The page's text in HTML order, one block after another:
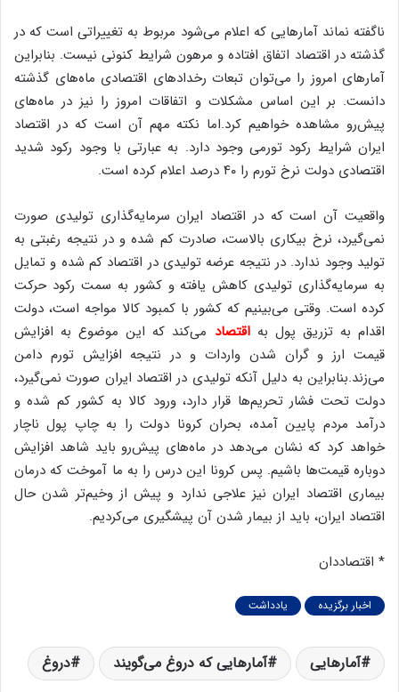
ناگفته نماند آمارهایی که اعلام می‌شود مربوط به تغییراتی است که در
گذشته در اقتصاد اتفاق افتاده و مرهون شرایط کنونی نیست. بنابراین
آمارهای امروز را می‌توان تبعات رخدادهای اقتصادی ماه‌های گذشته
دانست. بر این اساس مشکلات و اتفاقات امروز را نیز در ماه‌های
پیش‌رو مشاهده خواهیم کرد.اما نکته مهم آن است که در اقتصاد
ایران شرایط رکود تورمی وجود دارد. به عبارتی با وجود رکود شدید
اقتصادی دولت نرخ تورم را ۴۰ درصد اعلام کرده است.
واقعیت آن است که در اقتصاد ایران سرمایه‌گذاری تولیدی صورت
نمی‌گیرد، نرخ بیکاری بالاست، صادرت کم شده و در نتیجه رغبتی به
تولید وجود ندارد. در نتیجه عرضه تولیدی در اقتصاد کم شده و تمایل
به سرمایه‌گذاری تولیدی کاهش یافته و کشور به سمت رکود حرکت
کرده است. وقتی می‌بینیم که کشور با کمبود کالا مواجه است، دولت
اقدام به تزریق پول بهاقتصاد می‌کند که این موضوع به افزایش
قیمت ارز و گران شدن واردات و در نتیجه افزایش تورم دامن
می‌زند.بنابراین به دلیل آنکه تولیدی در اقتصاد ایران صورت نمی‌گیرد،
دولت تحت فشار تحریم‌ها قرار دارد، ورود کالا به کشور کم شده و
درآمد مردم پایین آمده، بحران کرونا دولت را به چاپ پول ناچار
خواهد کرد که نشان می‌دهد در ماه‌های پیش‌رو باید شاهد افزایش
دوباره قیمت‌ها باشیم. پس کرونا این درس را به ما آموخت که درمان
بیماری اقتصاد ایران نیز علاجی ندارد و پیش از وخیم‌تر شدن حال
اقتصاد ایران، باید از بیمار شدن آن پیشگیری می‌کردیم.
* اقتصاددان
اخبار برگزیده یادداشت
آمارهایی آمارهایی که دروغ می‌گویند دروغ